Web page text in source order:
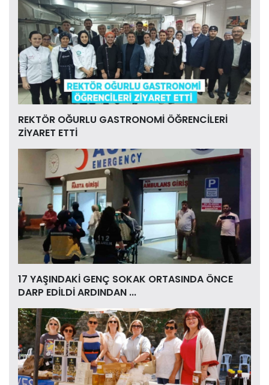
REKTÖR OĞURLU GASTRONOMİ ÖĞRENCİLERİ
ZİYARET ETTİ
17 YAŞINDAKİ GENÇ SOKAK ORTASINDA ÖNCE
DARP EDİLDİ ARDINDAN ...